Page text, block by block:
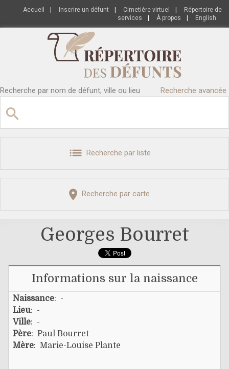
Accueil Inscrire un défunt Cimetière virtuel
Répertoire de
services
À propos English
Recherche par nom de défunt, ville ou lieu Recherche avancée
Recherche par liste
Recherche par carte
Georges Bourret
Informations sur la naissance
Naissance: -
Lieu: -
Ville: -
Père: Paul Bourret
Mère: Marie-Louise Plante